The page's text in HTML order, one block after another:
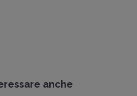
anche